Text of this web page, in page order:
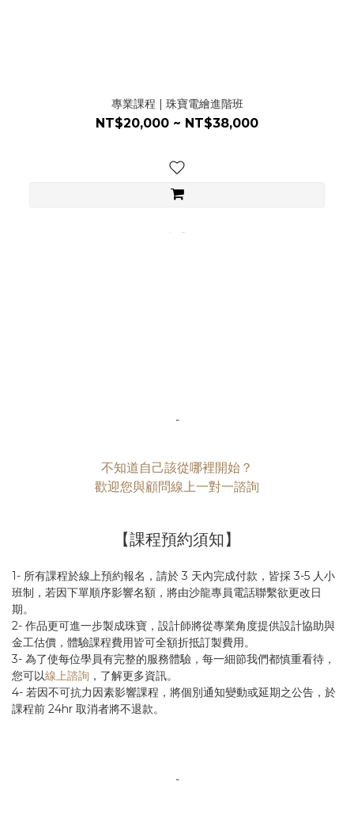
專業課程 | 珠寶電繪進階班
NT$20,000 ~ NT$38,000
-
不知道自己該從哪裡開始？
歡迎您與顧問線上一對一諮詢
【課程預約須知】
1- 所有課程於線上預約報名，請於 3 天內完成付款，皆採 3-5 人小
班制，若因下單順序影響名額，將由沙龍專員電話聯繫欲更改日
期。
2- 作品更可進一步製成珠寶，設計師將從專業角度提供設計協助與
金工估價，體驗課程費用皆可全額折抵訂製費用。
3- 為了使每位學員有完整的服務體驗，每一細節我們都慎重看待，
您可以線上諮詢 ，了解更多資訊。
4- 若因不可抗力因素影響課程，將個別通知變動或延期之公告，於
課程前 24hr 取消者將不退款。
-